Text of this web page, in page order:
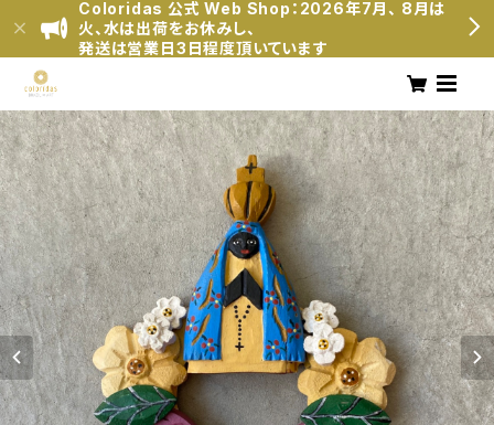
Coloridas 公式 Web Shop：2026年7月、 8月は
火、水は出荷をお休みし、
発送は営業日3日程度頂いています